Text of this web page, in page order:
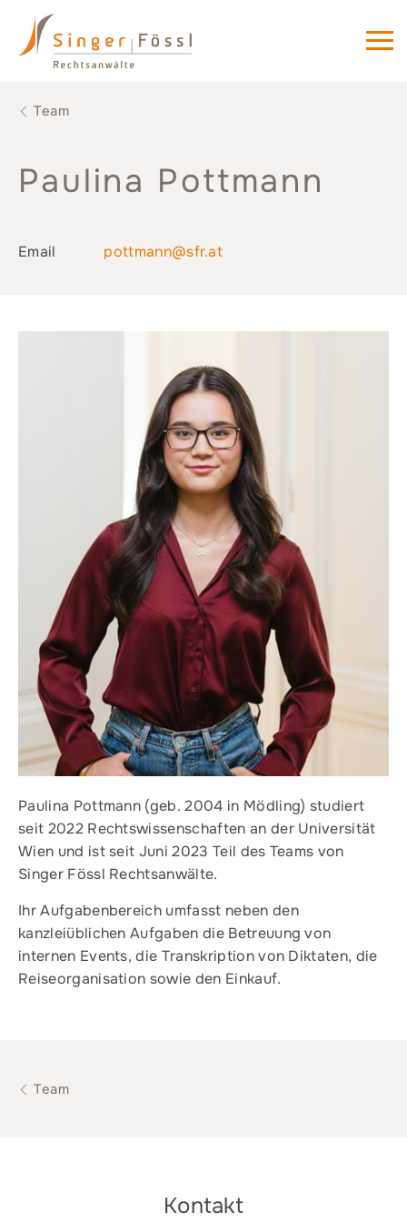
Team
Paulina Pottmann
Email pottmann@sfr.at
Paulina Pottmann (geb. 2004 in Mödling) studiert
seit 2022 Rechtswissenschaften an der Universität
Wien und ist seit Juni 2023 Teil des Teams von
Singer Fössl Rechtsanwälte.
Ihr Aufgabenbereich umfasst neben den
kanzleiüblichen Aufgaben die Betreuung von
internen Events, die Transkription von Diktaten, die
Reiseorganisation sowie den Einkauf.
Team
Kontakt